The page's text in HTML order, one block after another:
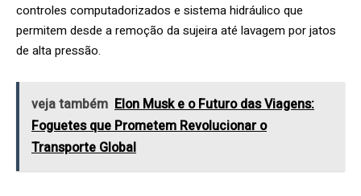
controles computadorizados e sistema hidráulico que
permitem desde a remoção da sujeira até lavagem por jatos
de alta pressão.
veja também Elon Musk e o Futuro das Viagens:
Foguetes que Prometem Revolucionar o
Transporte Global